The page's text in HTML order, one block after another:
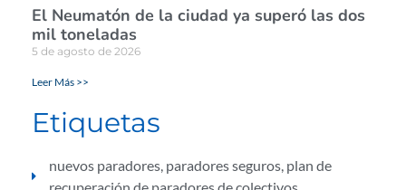
El Neumatón de la ciudad ya superó las dos
mil toneladas
5 de agosto de 2026
Leer Más >>
Etiquetas
nuevos paradores, paradores seguros, plan de